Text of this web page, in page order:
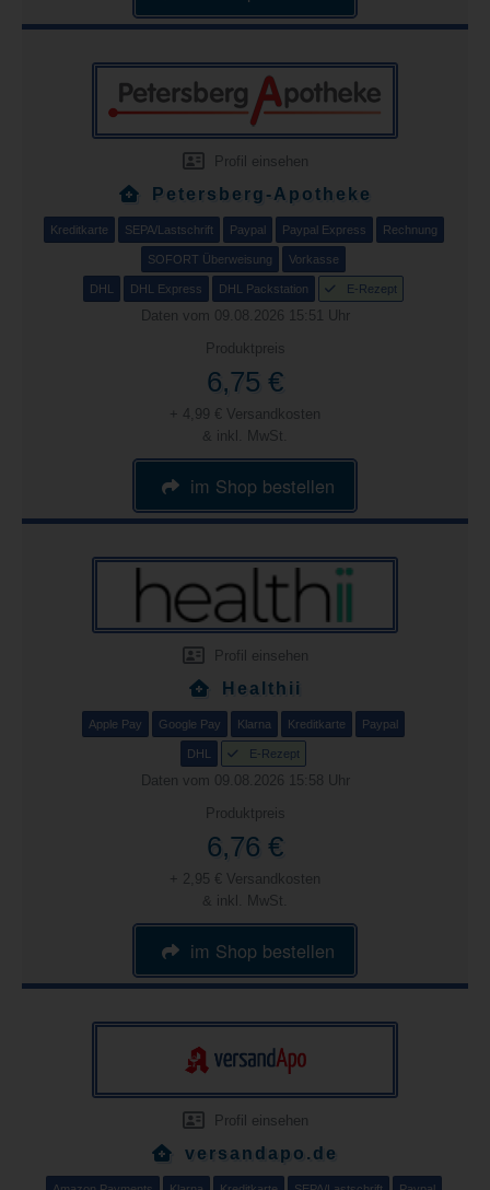
Profil einsehen
Petersberg-Apotheke
Kreditkarte SEPA/Lastschrift Paypal Paypal Express Rechnung
SOFORT Überweisung Vorkasse
DHL DHL Express DHL Packstation E-Rezept
Daten vom 09.08.2026 15:51 Uhr
Produktpreis
6,75 €
+ 4,99 € Versandkosten
& inkl. MwSt.
im Shop bestellen
Profil einsehen
Healthii
Apple Pay Google Pay Klarna Kreditkarte Paypal
DHL E-Rezept
Daten vom 09.08.2026 15:58 Uhr
Produktpreis
6,76 €
+ 2,95 € Versandkosten
& inkl. MwSt.
im Shop bestellen
Profil einsehen
versandapo.de